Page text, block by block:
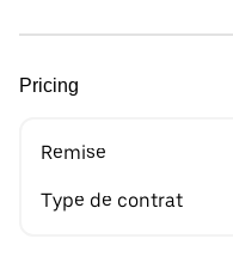
Pricing
Remise
Type de contrat